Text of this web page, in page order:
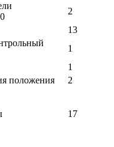
2
13
1
1
положения
2
17